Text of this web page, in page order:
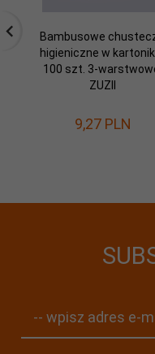
Bambusowe
higieniczne w
100 szt. 3-
ZUZII
9,27 PLN
-- wpisz adres e-